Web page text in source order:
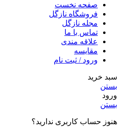
صفحه نخست
فروشگاه نازگل
مجله نازگل
تماس با ما
علاقه مندی
مقایسه
ورود / ثبت نام
سبد خرید
بستن
ورود
بستن
هنوز حساب کاربری ندارید؟